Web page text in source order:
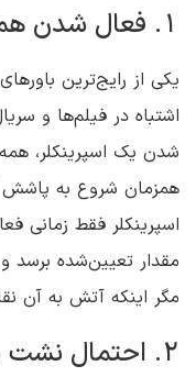
1. فعال شدن همزمان همه اسپرینکلرها
یکی از رایج‌ترین
اشتباه در فیلم‌ها و
شدن یک اسپرینکلر،
همزمان شروع به پاشش
اسپرینکلر فقط زمانی
مقدار تعیین‌شده برسد
مگر اینکه آتش به آن
2. احتمال نشت یا تخلیه ناخواسته آب